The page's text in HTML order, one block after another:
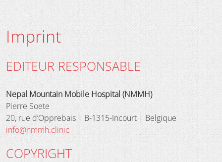
Imprint
EDITEUR RESPONSABLE
Nepal Mountain Mobile Hospital (NMMH)
Pierre Soete
20, rue d’Opprebais | B-1315-Incourt | Belgique
info@nmmh.clinic
COPYRIGHT